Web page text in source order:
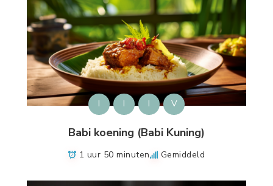
I I I V
Babi koening (Babi Kuning)
1 uur 50 minuten Gemiddeld